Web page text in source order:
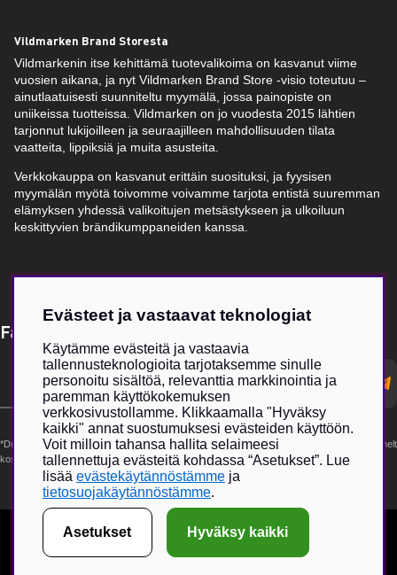
Vildmarken Brand Storesta
Vildmarkenin itse kehittämä tuotevalikoima on kasvanut viime
vuosien aikana, ja nyt Vildmarken Brand Store -visio toteutuu –
ainutlaatuisesti suunniteltu myymälä, jossa painopiste on
uniikeissa tuotteissa. Vildmarken on jo vuodesta 2015 lähtien
tarjonnut lukijoilleen ja seuraajilleen mahdollisuuden tilata
vaatteita, lippiksiä ja muita asusteita.
Verkkokauppa on kasvanut erittäin suosituksi, ja fyysisen
myymälän myötä toivomme voivamme tarjota entistä suuremman
elämyksen yhdessä valikoitujen metsästykseen ja ulkoiluun
keskittyvien brändikumppaneiden kanssa.
Få Magasin Vildmarken direkt till din e-post!*
postadress
*Du kan även få erbjudanden och nyheter från samarbetspartners. Din prenumeration är helt
kostnadsfri och kan avslutas när som helst.
Evästeet ja vastaavat teknologiat
Käytämme evästeitä ja vastaavia
tallennusteknologioita tarjotaksemme sinulle
personoitu sisältöä, relevanttia markkinointia ja
paremman käyttökokemuksen
verkkosivustollamme. Klikkaamalla "Hyväksy
kaikki" annat suostumuksesi evästeiden käyttöön.
Voit milloin tahansa hallita selaimeesi
tallennettuja evästeitä kohdassa “Asetukset”. Lue
lisää evästekäytännöstämme ja
tietosuojakäytännöstämme.
Asetukset Hyväksy kaikki